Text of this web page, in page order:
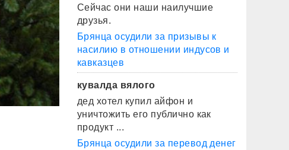
Сейчас они наши наилучшие
друзья.
Брянца осудили за призывы к
насилию в отношении индусов и
кавказцев
кувалда вялого
дед хотел купил айфон и
уничтожить его публично как
продукт ...
Брянца осудили за перевод денег